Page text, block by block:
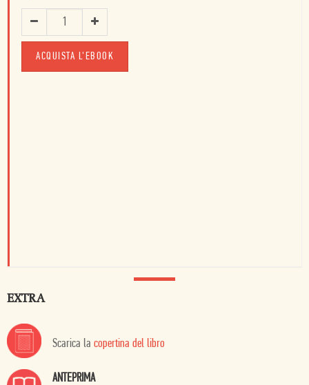
ACQUISTA L'EBOOK
EXTRA
Scarica la copertina del libro
ANTEPRIMA